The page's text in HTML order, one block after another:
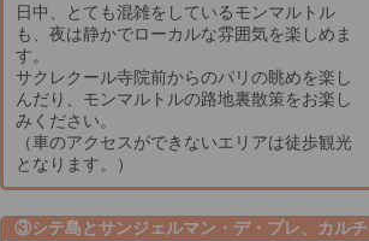
日中、とても混雑をしているモンマルトル
も、夜は静かでローカルな雰囲気を楽しめま
す。
サクレクール寺院前からのパリの眺めを楽し
んだり、モンマルトルの路地裏散策をお楽し
みください。
（車のアクセスができないエリアは徒歩観光
となります。）
③シテ島とサンジェルマン・デ・プレ、カルチ